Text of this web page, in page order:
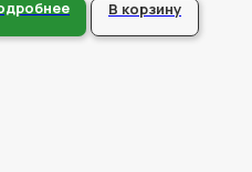
В корзину